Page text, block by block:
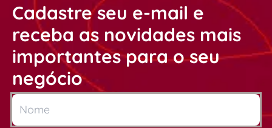
Cadastre seu e-mail e
receba as novidades mais
importantes para o seu
negócio